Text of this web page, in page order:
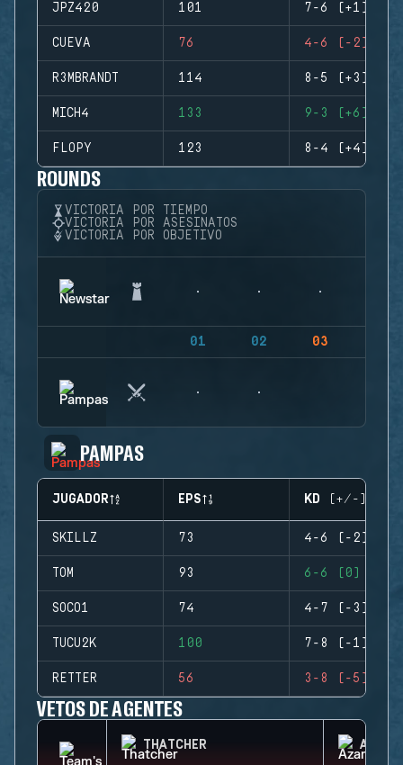
JPZ420 101 7-6 (+1)
CUEVA 76 4-6 (-2)
R3MBRANDT 114 8-5 (+3)
MICH4 133 9-3 (+6)
FLOPY 123 8-4 (+4)
ROUNDS
VICTORIA POR TIEMPO
VICTORIA POR ASESINATOS
VICTORIA POR OBJETIVO
01 02 03
PAMPAS
JUGADOR EPS KD (+/-)
SKILLZ 73 4-6 (-2)
TOM 93 6-6 (0)
SOCO1 74 4-7 (-3)
TUCU2K 100 7-8 (-1)
RETTER 56 3-8 (-5)
VETOS DE AGENTES
THATCHER AZAMI